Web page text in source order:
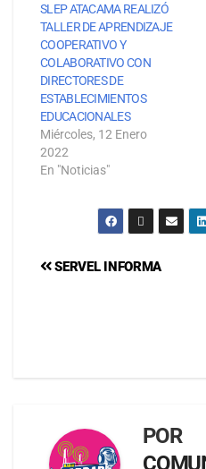
SLEP ATACAMA REALIZÓ
TALLER DE APRENDIZAJE
COOPERATIVO Y
COLABORATIVO CON
DIRECTORES DE
ESTABLECIMIENTOS
EDUCACIONALES
Miércoles, 12 Enero
2022
En "Noticias"
SERVEL INFORMA
POR